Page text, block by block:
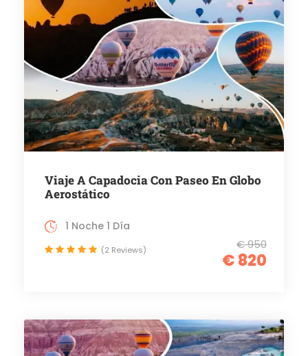
Viaje A Capadocia Con Paseo En Globo
Aerostático
€ 950
€ 820
1 Noche 1 Día
(2 Reviews)